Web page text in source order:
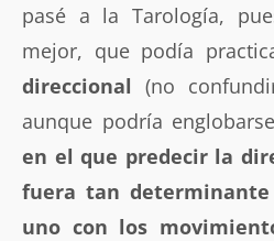
pasé a la Tarología,
mejor, que podía
direccional (no
aunque podría
en el que predecir la
fuera tan
uno con los